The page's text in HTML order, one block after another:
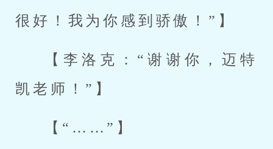
很好！我为你感到骄傲！”】
【李洛克：“谢谢你，迈特
凯老师！”】
【“……”】